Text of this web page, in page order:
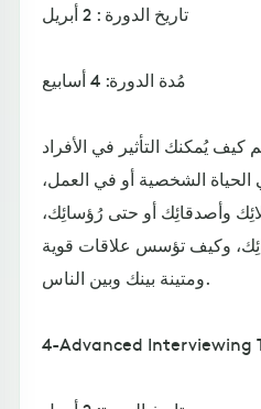
تاريخ الدورة : 2 أبريل
مُدة الدورة: 4 أسابيع
يُمكنك التأثير في الأفراد
الشخصية أو في العمل،
وأصدقائِك أو حتى رُؤسائِك،
وكيف تؤسس علاقات قوية
ومتينة بينك وبين الناس.
4-Advanced Interviewing